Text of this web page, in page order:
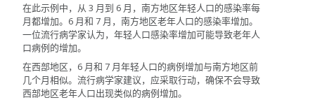
在此示例中，从 3 月到 6 月，南方地区年轻人口的感染率每
月都增加。6 月和 7 月，南方地区老年人口的感染率增加。
一位流行病学家认为，年轻人口感染率增加可能导致老年人
口病例的增加。
在西部地区，6 月和 7 月年轻人口的病例增加与南方地区前
几个月相似。流行病学家建议，应采取行动，确保不会导致
西部地区老年人口出现类似的病例增加。